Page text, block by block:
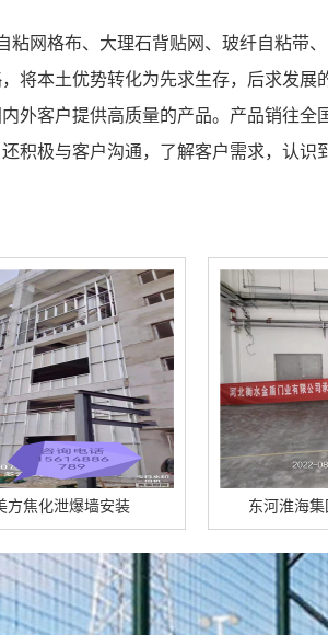
网格布、大理石背贴网、玻纤自粘带
将本土优势转化为先求生存，后求发展
外客户提供高质量的产品。产品销往全
积极与客户沟通，了解客户需求，认识
东河淮海集团东厂区泄爆墙顺